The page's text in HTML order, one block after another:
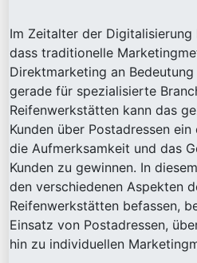
Im Zeitalter der Digitalisierung
dass traditionelle
Direktmarketing an
gerade für spezialisierte
Reifenwerkstätten kann das
Kunden über Postadressen
die Aufmerksamkeit und das
Kunden zu gewinnen. In
den verschiedenen Aspekten
Reifenwerkstätten befassen,
Einsatz von Postadressen,
hin zu individuellen